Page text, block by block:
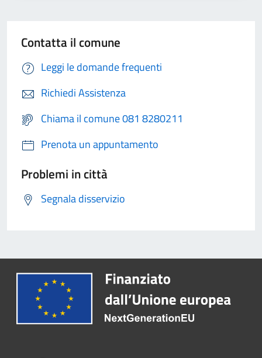
Contatta il comune
Leggi le domande frequenti
Richiedi Assistenza
Chiama il comune 081 8280211
Prenota un appuntamento
Problemi in città
Segnala disservizio